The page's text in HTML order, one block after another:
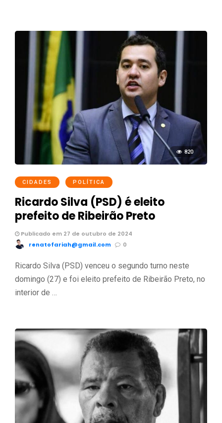
820
CIDADES POLÍTICA
Ricardo Silva (PSD) é eleito
prefeito de Ribeirão Preto
Publicado em 27 de outubro de 2024
renatofariah@gmail.com
0
Ricardo Silva (PSD) venceu o segundo turno neste
domingo (27) e foi eleito prefeito de Ribeirão Preto, no
interior de …